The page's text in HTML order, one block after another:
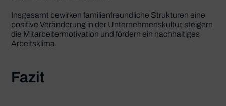
Insgesamt bewirken familienfreundliche Strukturen eine
positive Veränderung in der Unternehmenskultur, steigern
die Mitarbeitermotivation und fördern ein nachhaltiges
Arbeitsklima.
Fazit